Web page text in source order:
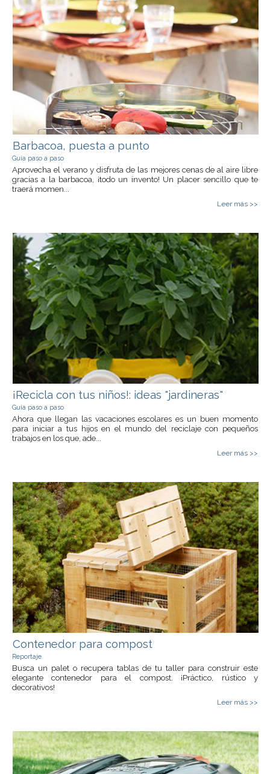
Barbacoa, puesta a punto
Guía paso a paso
Aprovecha el verano y disfruta de las mejores cenas de al aire libre
gracias a la barbacoa, ¡todo un invento! Un placer sencillo que te
traerá momen...
Leer más >>
¡Recicla con tus niños!: ideas "jardineras"
Guía paso a paso
Ahora que llegan las vacaciones escolares es un buen momento
para iniciar a tus hijos en el mundo del reciclaje con pequeños
trabajos en los que, ade...
Leer más >>
Contenedor para compost
Reportaje
Busca un palet o recupera tablas de tu taller para construir este
elegante contenedor para el compost. ¡Práctico, rústico y
decorativos!
Leer más >>